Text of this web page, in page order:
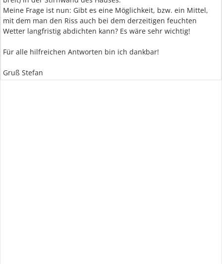
Meine Frage ist nun: Gibt es eine Möglichkeit, bzw. ein Mittel,
mit dem man den Riss auch bei dem derzeitigen feuchten
Wetter langfristig abdichten kann? Es wäre sehr wichtig!
Für alle hilfreichen Antworten bin ich dankbar!
Gruß Stefan